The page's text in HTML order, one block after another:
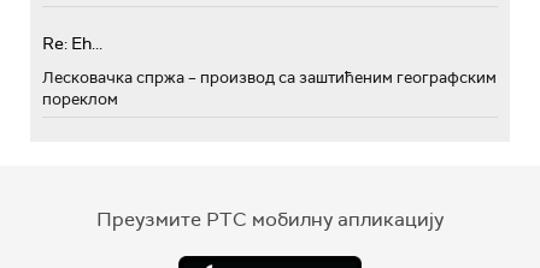
Re: Eh...
Лесковачка спржа – производ са заштићеним географским
пореклом
Преузмите РТС мобилну апликацију